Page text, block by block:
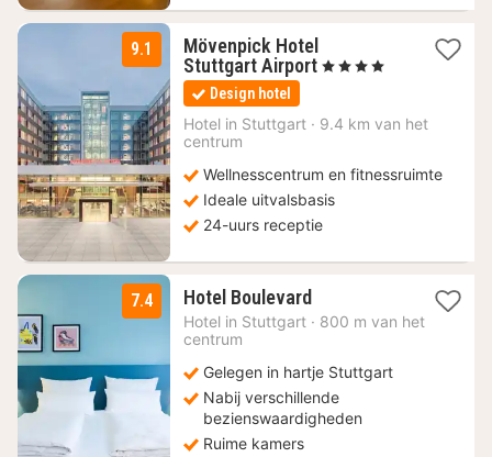
9.1
Mövenpick Hotel
Stuttgart Airport 2
94
, 4 Sterren
Design hotel
Hotel in Stuttgart · 9.4 km van het
centrum
Wellnesscentrum en fitnessruimte
Ideale uitvalsbasis
24-uurs receptie
7.4 Hotel Boulevard1
nacht
€
Hotel in Stuttgart · 800 m van het
centrum
Gelegen in hartje Stuttgart
Nabij verschillende
bezienswaardigheden
Ruime kamers